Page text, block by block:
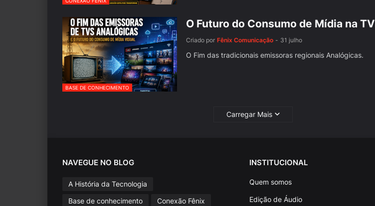
BASE DE CONHECIMENTO
O Futuro do Consumo de Mídia na TV
Criado por Fênix Comunicação - 31 julho
O Fim das tradicionais emissoras regionais Analógicas.
Carregar Mais
NAVEGUE NO BLOG
A História da Tecnologia
Base de conhecimento
Conexão Fênix
INSTITUCIONAL
Quem somos
Edição de Áudio